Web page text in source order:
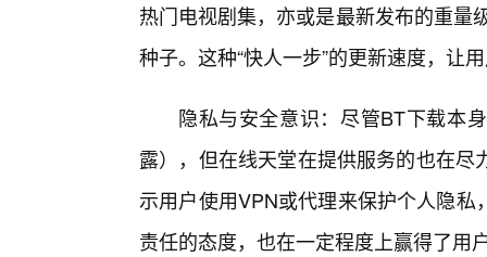
热门电视剧集，亦或是最新发布的重量
种子。这种“快人一步”的更新速度，让
隐私与安全意识：尽管BT下载本
露），但在线天堂在提供服务的也在
示用户使用VPN或代理来保护个人隐
责任的态度，也在一定程度上赢得了用